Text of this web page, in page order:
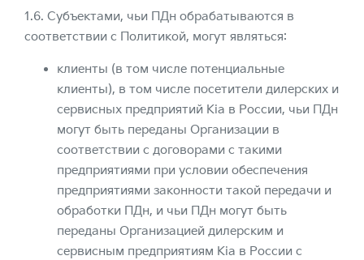
1.6. Субъектами, чьи ПДн обрабатываются в
соответствии с Политикой, могут являться:
клиенты (в том числе потенциальные
клиенты), в том числе посетители дилерских и
сервисных предприятий Kia в России, чьи ПДн
могут быть переданы Организации в
соответствии с договорами с такими
предприятиями при условии обеспечения
предприятиями законности такой передачи и
обработки ПДн, и чьи ПДн могут быть
переданы Организацией дилерским и
сервисным предприятиям Kia в России с